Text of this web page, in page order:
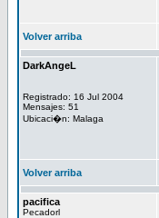
Volver arriba
DarkAngeL
Registrado: 16 Jul 2004
Mensajes: 51
Ubicaci�n: Malaga
Volver arriba
pacifica
Pecadorl